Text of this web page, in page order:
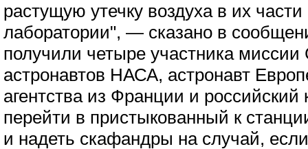
растущую утечку воздуха в их
лаборатории", — сказано в
получили четыре участника миссии
астронавтов НАСА, астронавт
агентства из Франции и
перейти в пристыкованный к
и надеть скафандры на случай,